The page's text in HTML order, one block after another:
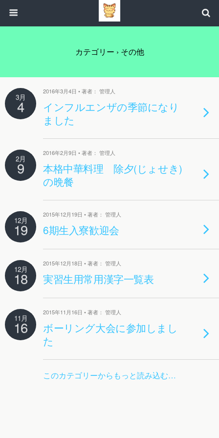
カテゴリー › その他
3月
4
2016年3月4日 • 著者： 管理人
インフルエンザの季節になり
ました
2月
9
2016年2月9日 • 著者： 管理人
本格中華料理 除夕(じょせき)
の晩餐
12月
19
2015年12月19日 • 著者： 管理人
6期生入寮歓迎会
12月
18
2015年12月18日 • 著者： 管理人
実習生用常用漢字一覧表
11月
16
2015年11月16日 • 著者： 管理人
ボーリング大会に参加しまし
た
このカテゴリーからもっと読み込む…